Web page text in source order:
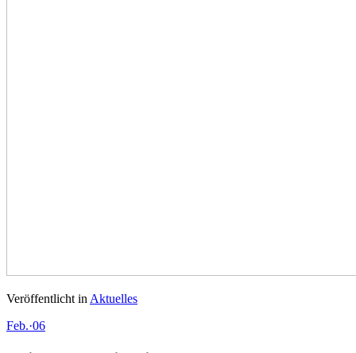
Veröffentlicht in Aktuelles
Feb.·06